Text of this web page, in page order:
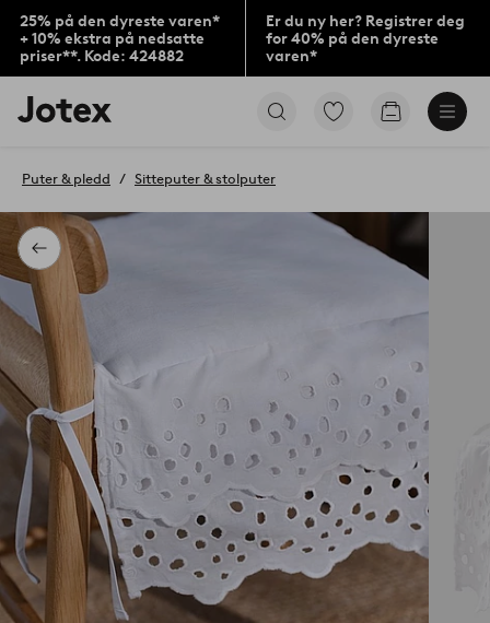
25% på den dyreste varen*
+ 10% ekstra på nedsatte
priser**. Kode: 424882
Er du ny her? Registrer deg
for 40% på den dyreste
varen*
Jotex’
logo
til
Gå
Gå
Tilbake
Puter & pledd Sitteputer & stolputer